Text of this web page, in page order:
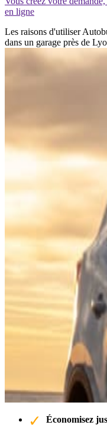
en ligne
Les raisons d'utiliser
dans un garage près de
Économisez